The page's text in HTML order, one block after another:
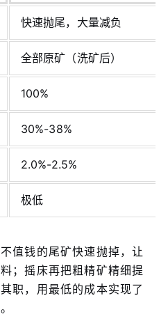
快速抛尾，大量减负
全部原矿（洗矿后）
100%
30%-38%
2.0%-2.5%
极低
值钱的尾矿快速抛掉，让
；摇床再把粗精矿精细提
职，用最低的成本实现了